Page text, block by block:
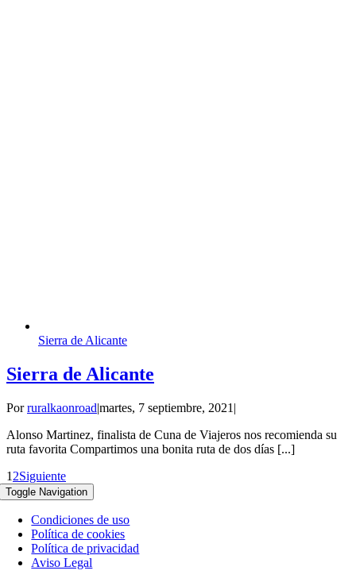
Sierra de Alicante
Sierra de Alicante
Porruralkaonroad|martes, 7 septiembre, 2021 |
Alonso Martinez, finalista de Cuna de Viajeros nos recomienda su
ruta favorita Compartimos una bonita ruta de dos días [...]
1 2Siguiente
Toggle Navigation
Condiciones de uso
Política de cookies
Política de privacidad
Aviso Legal